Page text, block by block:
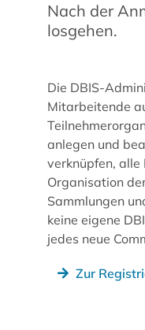
Nach der
losgehen.
Die DBIS-
Mitarbeitende
anlegen und
verknüpfen, alle
Organisation
Sammlungen
keine eigene
jedes neue
Zur